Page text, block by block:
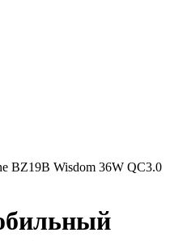
BZ19B Wisdom 36W QC3.0